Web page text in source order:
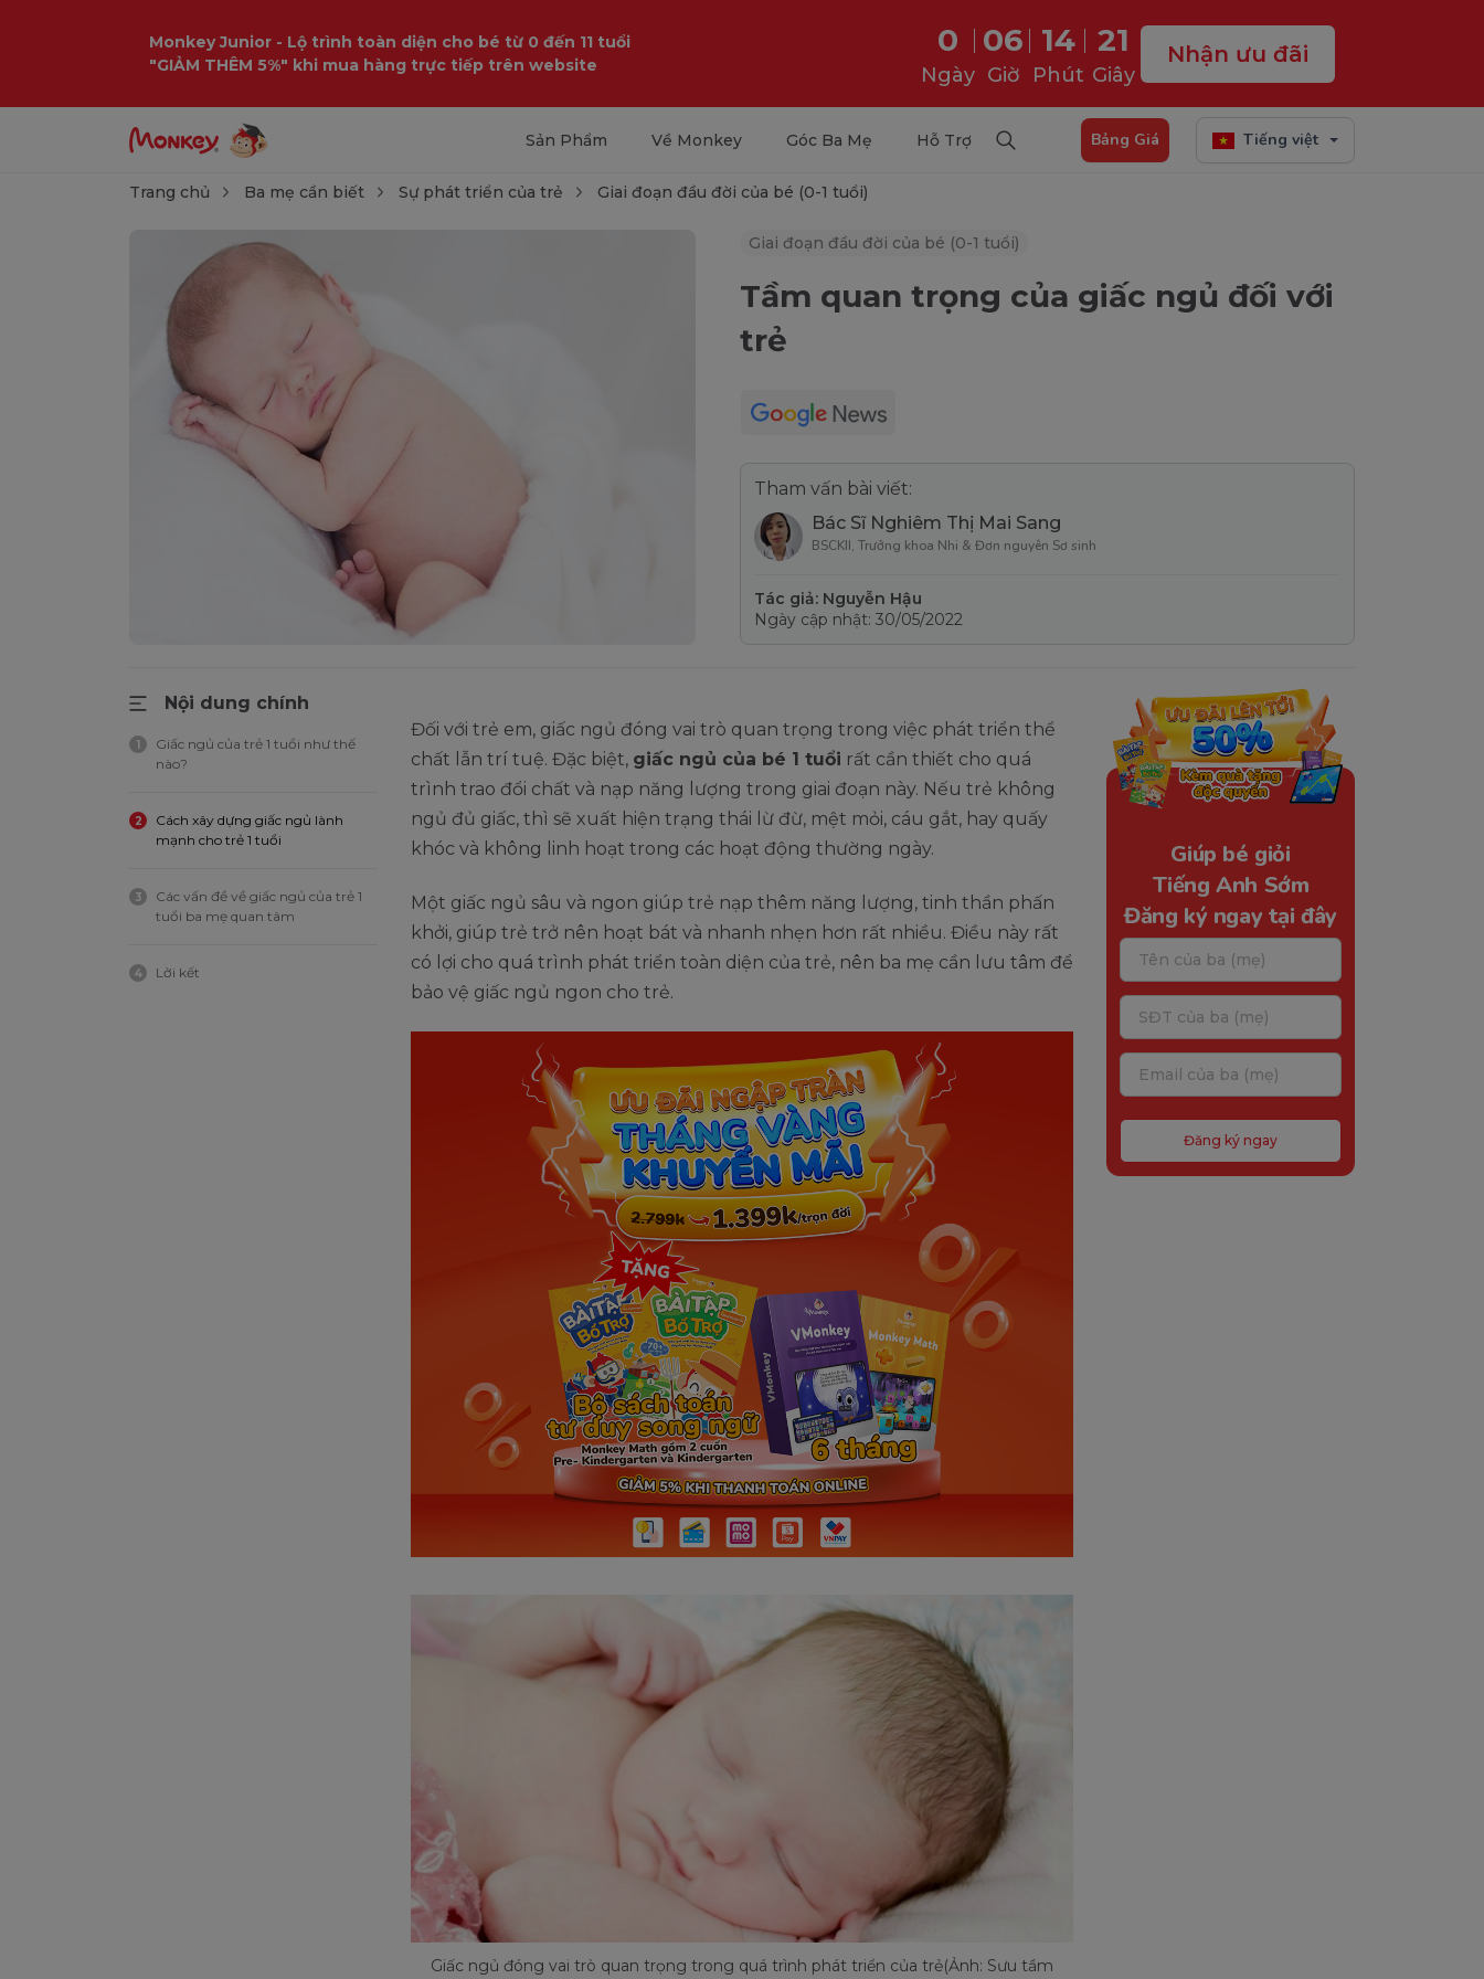
Monkey Junior - Lộ trình toàn diện cho bé từ 0 đến 11 tuổi
"GIẢM THÊM 5%" khi mua hàng trực tiếp trên website
0
Ngày
06
Giờ
14
Phút
19
Giây
Nhận ưu đãi
Sản Phẩm Về Monkey Góc Ba Mẹ Hỗ Trợ Bảng Giá Tiếng việt
Trang chủ Ba mẹ cần biết Sự phát triển của trẻ Giai đoạn đầu đời của bé (0-1 tuổi)
Giai đoạn đầu đời của bé (0-1 tuổi)
Tầm quan trọng của giấc ngủ đối với
trẻ
Tham vấn bài viết:
Bác Sĩ Nghiêm Thị Mai Sang
BSCKII, Trưởng khoa Nhi & Đơn nguyên Sơ sinh
Tác giả: Nguyễn Hậu
Ngày cập nhật: 30/05/2022
Nội dung chính
1
Giấc ngủ của trẻ 1 tuổi như thế
nào?
2
Cách xây dựng giấc ngủ lành
mạnh cho trẻ 1 tuổi
3
Các vấn đề về giấc ngủ của trẻ 1
tuổi ba mẹ quan tâm
4 Lời kết
Đối với trẻ em, giấc ngủ đóng vai trò quan trọng trong việc phát triển thể
chất lẫn trí tuệ. Đặc biệt, giấc ngủ của bé 1 tuổi rất cần thiết cho quá
trình trao đổi chất và nạp năng lượng trong giai đoạn này. Nếu trẻ không
ngủ đủ giấc, thì sẽ xuất hiện trạng thái lừ đừ, mệt mỏi, cáu gắt, hay quấy
khóc và không linh hoạt trong các hoạt động thường ngày.
Một giấc ngủ sâu và ngon giúp trẻ nạp thêm năng lượng, tinh thần phấn
khởi, giúp trẻ trở nên hoạt bát và nhanh nhẹn hơn rất nhiều. Điều này rất
có lợi cho quá trình phát triển toàn diện của trẻ, nên ba mẹ cần lưu tâm để
bảo vệ giấc ngủ ngon cho trẻ.
Giấc ngủ đóng vai trò quan trọng trong quá trình phát triển của trẻ(Ảnh: Sưu tầm
Giúp bé giỏi
Tiếng Anh Sớm
Đăng ký ngay tại đây
Đăng ký ngay